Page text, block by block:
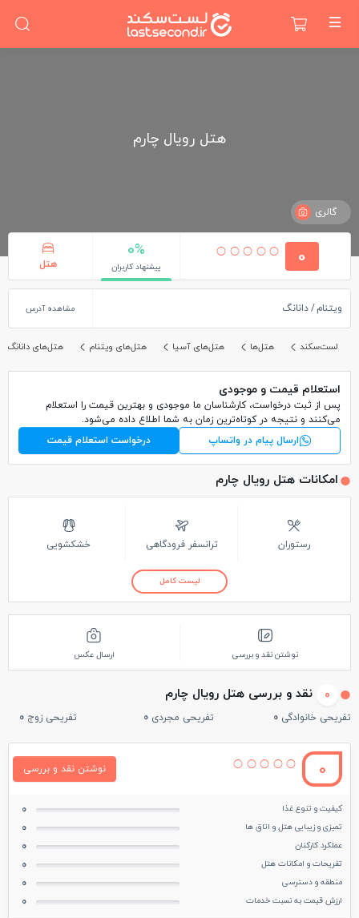
هتل رویال چارم
گالری
0
0%
پیشنهاد کاربران هتل
ویتنام دانانگ مشاهده آدرس
لست‌سکند هتل‌ها هتل‌های آسیا هتل‌های ویتنام هتل‌های دانانگ
استعلام قیمت و موجودی
پس از ثبت درخواست، کارشناسان ما موجودی و بهترین قیمت را استعلام
می‌کنند و نتیجه در کوتاه‌ترین زمان به شما اطلاع داده می‌شود.
ارسال پیام در واتساپ
درخواست استعلام قیمت
امکانات هتل رویال چارم
رستوران ترانسفر فرودگاهی خشکشویی
لیست کامل
نوشتن نقد و بررسی ارسال عکس
0 نقد و بررسی هتل رویال چارم
تفریحی خانوادگی 0 تفریحی مجردی 0 تفریحی زوج 0
0 نوشتن نقد و بررسی
کیفیت و تنوع غذا 0
تمیزی و زیبایی هتل و اتاق ها 0
عملکرد کارکنان 0
تفریحات و امکانات هتل 0
منطقه و دسترسی 0
ارزش قیمت به نسبت خدمات 0